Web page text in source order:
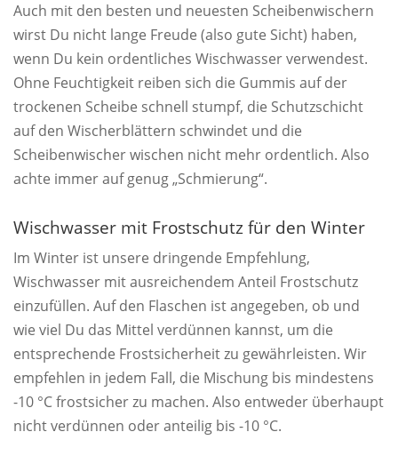
Auch mit den besten und neuesten Scheibenwischern
wirst Du nicht lange Freude (also gute Sicht) haben,
wenn Du kein ordentliches Wischwasser verwendest.
Ohne Feuchtigkeit reiben sich die Gummis auf der
trockenen Scheibe schnell stumpf, die Schutzschicht
auf den Wischerblättern schwindet und die
Scheibenwischer wischen nicht mehr ordentlich. Also
achte immer auf genug „Schmierung“.
Wischwasser mit Frostschutz für den Winter
Im Winter ist unsere dringende Empfehlung,
Wischwasser mit ausreichendem Anteil Frostschutz
einzufüllen. Auf den Flaschen ist angegeben, ob und
wie viel Du das Mittel verdünnen kannst, um die
entsprechende Frostsicherheit zu gewährleisten. Wir
empfehlen in jedem Fall, die Mischung bis mindestens
-10 °C frostsicher zu machen. Also entweder überhaupt
nicht verdünnen oder anteilig bis -10 °C.